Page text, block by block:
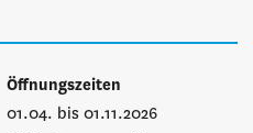
Öffnungszeiten
01.04. bis 01.11.2026